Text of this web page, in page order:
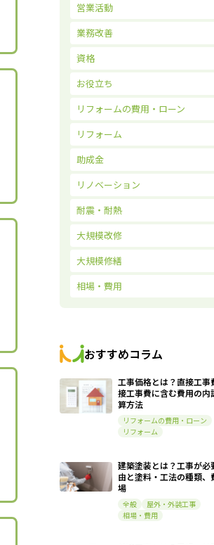
営業活動
業務改善
資格
お役立ち
リフォームの費用・ローン
リフォーム
助成金
リノベーション
耐震・耐熱
大規模改修
大規模修繕
相場・費用
おすすめコラム
工事価格とは？直接工事
接工事費に含む費用の内
算方法
リフォームの費用・ローン
リフォーム
建築塗装とは？工事が必
由と塗料・工法の種類、
場
全般
屋外・外装工事
相場・費用